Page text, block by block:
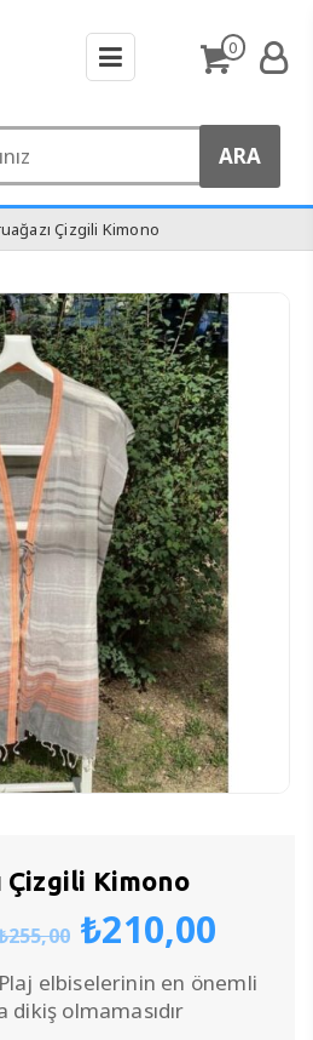
0
Çizgili Kimono
Çizgili Kimono
255,00 Orijinal
fiyat:
₺255,00.
₺210,00
Plaj elbiselerinin en önemli
dikiş olmamasıdır